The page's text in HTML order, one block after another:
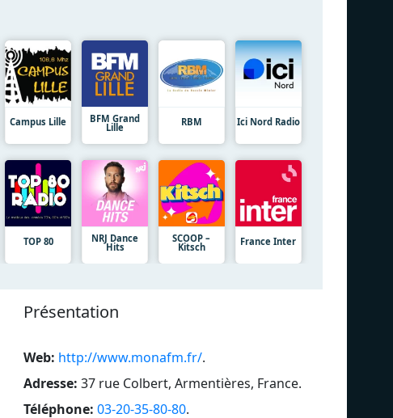
Campus Lille BFM Grand
Lille RBM Ici Nord Radio
TOP 80 NRJ Dance
Hits
SCOOP –
Kitsch France Inter
Présentation
Web: http://www.monafm.fr/.
Adresse: 37 rue Colbert, Armentières, France.
Téléphone: 03-20-35-80-80.